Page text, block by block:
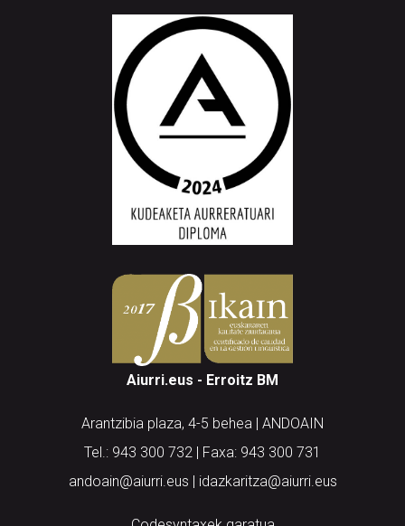
Aiurri.eus - Erroitz BM
Arantzibia plaza, 4-5 behea | ANDOAIN
Tel.: 943 300 732 | Faxa: 943 300 731
andoain@aiurri.eus | idazkaritza@aiurri.eus